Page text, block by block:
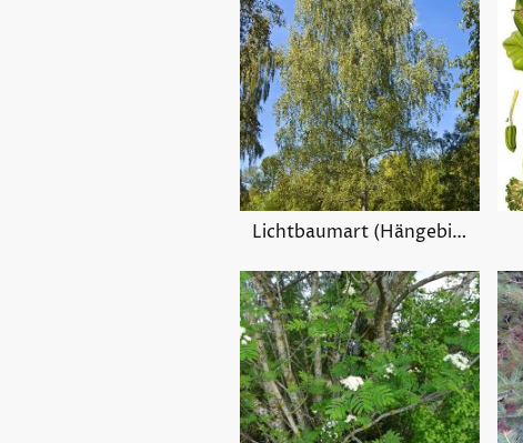
Lichtbaumart (Hängebirke)